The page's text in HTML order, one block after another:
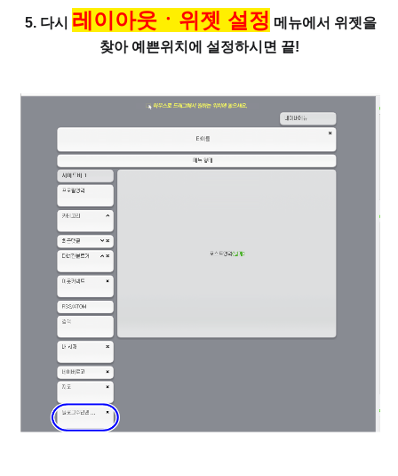
5. 다시 레이아웃ㆍ위젯 설정 메뉴에서 위젯을
찾아 예쁜위치에 설정하시면 끝!